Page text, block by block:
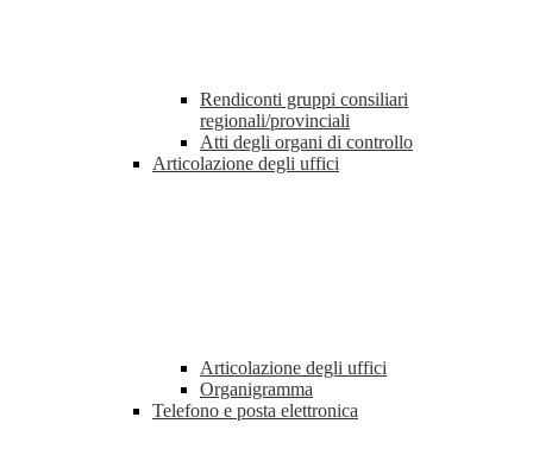
Rendiconti gruppi consiliari
regionali/provinciali
Atti degli organi di controllo
Articolazione degli uffici
Articolazione degli uffici
Organigramma
Telefono e posta elettronica